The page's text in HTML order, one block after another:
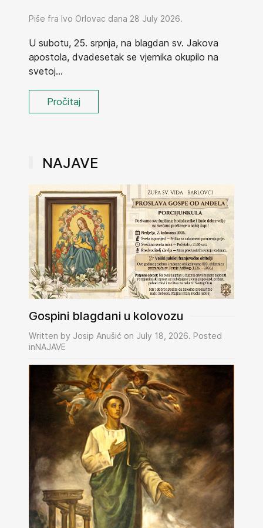
Piše fra Ivo Orlovac dana 28 July 2026.
U subotu, 25. srpnja, na blagdan sv. Jakova
apostola, dvadesetak se vjernika okupilo na
svetoj...
Pročitaj
NAJAVE
Gospini blagdani u kolovozu
Written by Josip Anušić on July 18, 2026. Posted
inNAJAVE